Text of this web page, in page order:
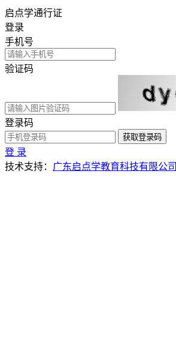
启点学通行证
登录
手机号
验证码
登录码
获取登录码
登 录
技术支持： 广东启点学教育科技有限公司